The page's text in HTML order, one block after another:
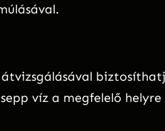
víz a megfelelő helyre